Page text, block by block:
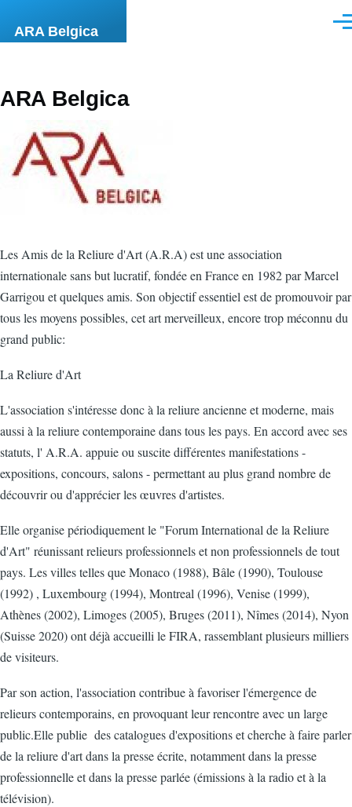
ARA Belgica
ARA Belgica
Les Amis de la Reliure d'Art (A.R.A) est une association
internationale sans but lucratif, fondée en France en 1982 par Marcel
Garrigou et quelques amis. Son objectif essentiel est de promouvoir par
tous les moyens possibles, cet art merveilleux, encore trop méconnu du
grand public:
La Reliure d'Art
L'association s'intéresse donc à la reliure ancienne et moderne, mais
aussi à la reliure contemporaine dans tous les pays. En accord avec ses
statuts, l' A.R.A. appuie ou suscite différentes manifestations -
expositions, concours, salons - permettant au plus grand nombre de
découvrir ou d'apprécier les œuvres d'artistes.
Elle organise périodiquement le "Forum International de la Reliure
d'Art" réunissant relieurs professionnels et non professionnels de tout
pays. Les villes telles que Monaco (1988), Bâle (1990), Toulouse
(1992) , Luxembourg (1994), Montreal (1996), Venise (1999),
Athènes (2002), Limoges (2005), Bruges (2011), Nîmes (2014), Nyon
(Suisse 2020) ont déjà accueilli le FIRA, rassemblant plusieurs milliers
de visiteurs.
Par son action, l'association contribue à favoriser l'émergence de
relieurs contemporains, en provoquant leur rencontre avec un large
public.Elle publie des catalogues d'expositions et cherche à faire parler
de la reliure d'art dans la presse écrite, notamment dans la presse
professionnelle et dans la presse parlée (émissions à la radio et à la
télévision).